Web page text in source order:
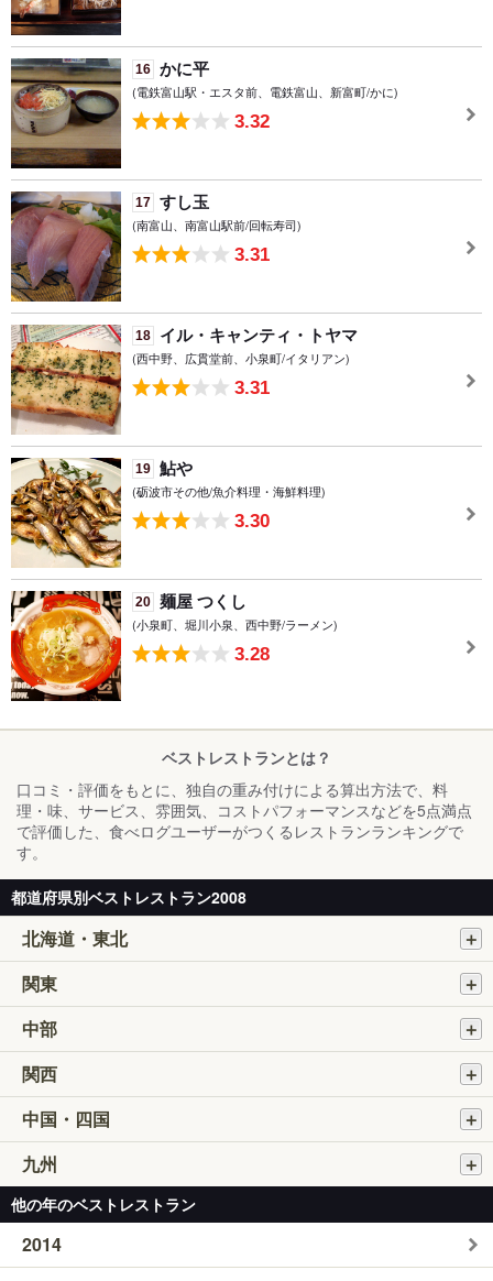
16 かに平
(電鉄富山駅・エスタ前、電鉄富山、新富町/かに)
3.32
17 すし玉
(南富山、南富山駅前/回転寿司)
3.31
18 イル・キャンティ・トヤマ
(西中野、広貫堂前、小泉町/イタリアン)
3.31
19 鮎や
(砺波市その他/魚介料理・海鮮料理)
3.30
20 麺屋 つくし
(小泉町、堀川小泉、西中野/ラーメン)
3.28
ベストレストランとは？
口コミ・評価をもとに、独自の重み付けによる算出方法で、料
理・味、サービス、雰囲気、コストパフォーマンスなどを5点満点
で評価した、食べログユーザーがつくるレストランランキングで
す。
都道府県別ベストレストラン2008
北海道・東北
関東
中部
関西
中国・四国
九州
他の年のベストレストラン
2014